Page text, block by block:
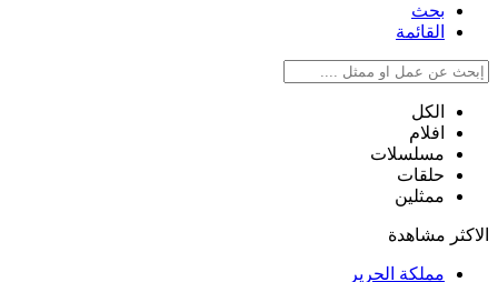
بحث
القائمة
الكل
افلام
مسلسلات
حلقات
ممثلين
الاكثر مشاهدة
مملكة الحرير